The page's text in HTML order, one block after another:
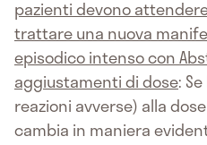
pazienti devono
trattare una nuova
episodico intenso con
aggiustamenti di dose:
reazioni avverse) alla
cambia in maniera